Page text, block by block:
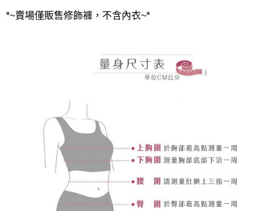
*~賣場僅販售修飾褲，不含內衣~*